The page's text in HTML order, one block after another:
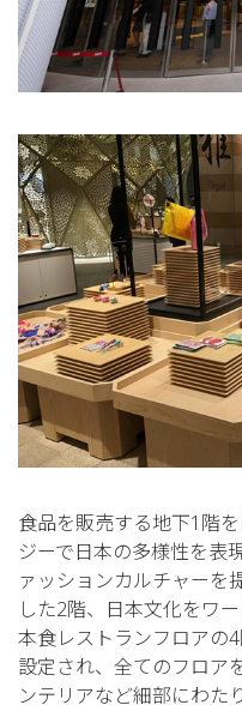
食品を販売する地下1階
ジーで日本の多様性を表
ァッションカルチャーを
した2階、日本文化をワ
本食レストランフロアの
設定され、全てのフロア
ンテリアなど細部にわた